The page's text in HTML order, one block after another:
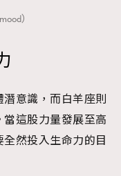
）
意識，而白羊座則
這股力量發展至高
然投入生命力的目